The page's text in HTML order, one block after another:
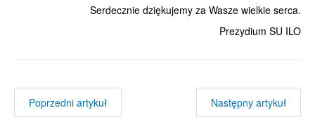
Serdecznie dziękujemy za Wasze wielkie serca.
Prezydium SU ILO
Poprzedni artykuł Następny artykuł